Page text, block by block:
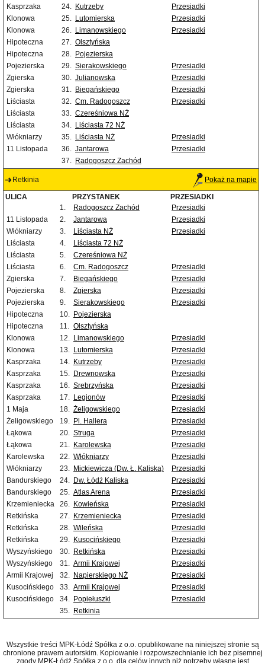
Kasprzaka
24. Kutrzeby
Przesiadki
Klonowa
25. Lutomierska
Przesiadki
Klonowa
26. Limanowskiego
Przesiadki
Hipoteczna
27. Olsztyńska
Hipoteczna
28. Pojezierska
Pojezierska
29. Sierakowskiego
Przesiadki
Zgierska
30. Julianowska
Przesiadki
Zgierska
31. Biegańskiego
Przesiadki
Liściasta
32. Cm. Radogoszcz
Przesiadki
Liściasta
33. Czereśniowa NŻ
Liściasta
34. Liściasta 72 NŻ
Włókniarzy
35. Liściasta NŻ
Przesiadki
11 Listopada
36. Jantarowa
Przesiadki
37. Radogoszcz Zachód
Retkinia Pokaż na mapie
ULICA PRZYSTANEK
PRZESIADKI
1.
Radogoszcz Zachód
Przesiadki
11 Listopada
2. Jantarowa
Przesiadki
Włókniarzy
3. Liściasta NŻ
Przesiadki
Liściasta
4.
Liściasta 72 NŻ
Liściasta
5.
Czereśniowa NŻ
Liściasta
6. Cm. Radogoszcz
Przesiadki
Zgierska
7. Biegańskiego
Przesiadki
Pojezierska
8. Zgierska
Przesiadki
Pojezierska
9. Sierakowskiego
Przesiadki
Hipoteczna
10. Pojezierska
Hipoteczna
11. Olsztyńska
Klonowa
12. Limanowskiego
Przesiadki
Klonowa
13. Lutomierska
Przesiadki
Kasprzaka
14. Kutrzeby
Przesiadki
Kasprzaka
15. Drewnowska
Przesiadki
Kasprzaka
16. Srebrzyńska
Przesiadki
Kasprzaka
17. Legionów
Przesiadki
1 Maja
18. Żeligowskiego
Przesiadki
Żeligowskiego
19. Pl. Hallera
Przesiadki
Łąkowa
20. Struga
Przesiadki
Łąkowa
21. Karolewska
Przesiadki
Karolewska
22. Włókniarzy
Przesiadki
Włókniarzy
23. Mickiewicza (Dw. Ł. Kaliska)
Przesiadki
Bandurskiego
24. Dw. Łódź Kaliska
Przesiadki
Bandurskiego
25. Atlas Arena
Przesiadki
Krzemieniecka
26. Kowieńska
Przesiadki
Retkińska
27. Krzemieniecka
Przesiadki
Retkińska
28. Wileńska
Przesiadki
Retkińska
29. Kusocińskiego
Przesiadki
Wyszyńskiego
30. Retkińska
Przesiadki
Wyszyńskiego
31. Armii Krajowej
Przesiadki
Armii Krajowej
32. Napierskiego NŻ
Przesiadki
Kusocińskiego
33. Armii Krajowej
Przesiadki
Kusocińskiego
34. Popiełuszki
Przesiadki
35. Retkinia
Wszystkie treści MPK-Łódź Spółka z o.o. opublikowane na niniejszej stronie są
chronione prawem autorskim. Kopiowanie i rozpowszechnianie ich bez pisemnej
zgody MPK-Łódź Spółka z o.o. dla celów innych niż potrzeby własne jest